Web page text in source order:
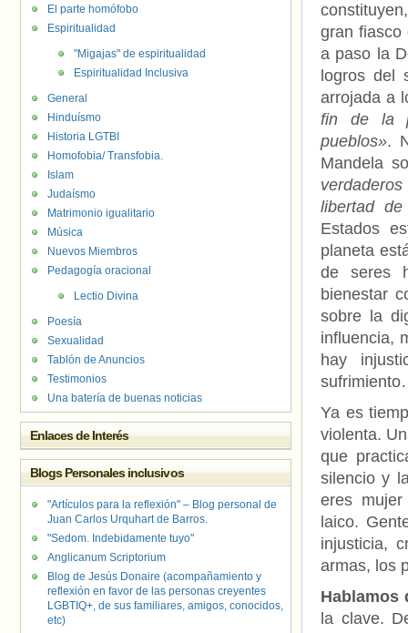
gran fiasco
a paso la
logros del
arrojada a
fin de la
pueblos».
Mandela
libertad
Estados
planeta
de seres
bienestar
sobre la
influencia,
hay
Ya es
violenta.
que
silencio y
eres
laico.
injusticia,
armas, los
Hablamos
la clave.
El parte homófobo
Espiritualidad
"Migajas" de espiritualidad
Espiritualidad Inclusiva
General
Hinduísmo
Historia LGTBI
Homofobia/ Transfobia.
Islam
Judaísmo
Matrimonio igualitario
Música
Nuevos Miembros
Pedagogía oracional
Lectio Divina
Poesía
Sexualidad
Tablón de Anuncios
Testimonios
Una batería de buenas noticias
Enlaces de Interés
Blogs Personales inclusivos
"Artículos para la reflexión" – Blog personal de
Juan Carlos Urquhart de Barros.
"Sedom. Indebidamente tuyo"
Anglicanum Scriptorium
Blog de Jesús Donaire (acompañamiento y
reflexión en favor de las personas creyentes
LGBTIQ+, de sus familiares, amigos, conocidos,
etc)